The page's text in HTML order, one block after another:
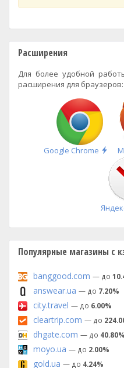
Расширения
Для более удобной
расширения для браузеров:
Google Chrome
Популярные магазины с
banggood.com — до
answear.ua — до 7.20%
city.travel — до 6.00%
cleartrip.com — до
dhgate.com — до 40.80%
moyo.ua — до 2.00%
gold.ua — до 4.24%